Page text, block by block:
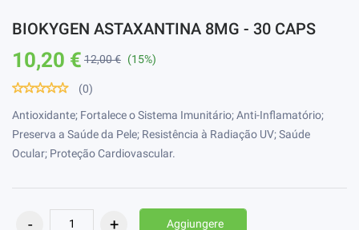
BIOKYGEN ASTAXANTINA 8MG - 30 CAPS
10,20 € 12,00 € (15%)
(0)
Antioxidante; Fortalece o Sistema Imunitário; Anti-Inflamatório;
Preserva a Saúde da Pele; Resistência à Radiação UV; Saúde
Ocular; Proteção Cardiovascular.
Aggiungere